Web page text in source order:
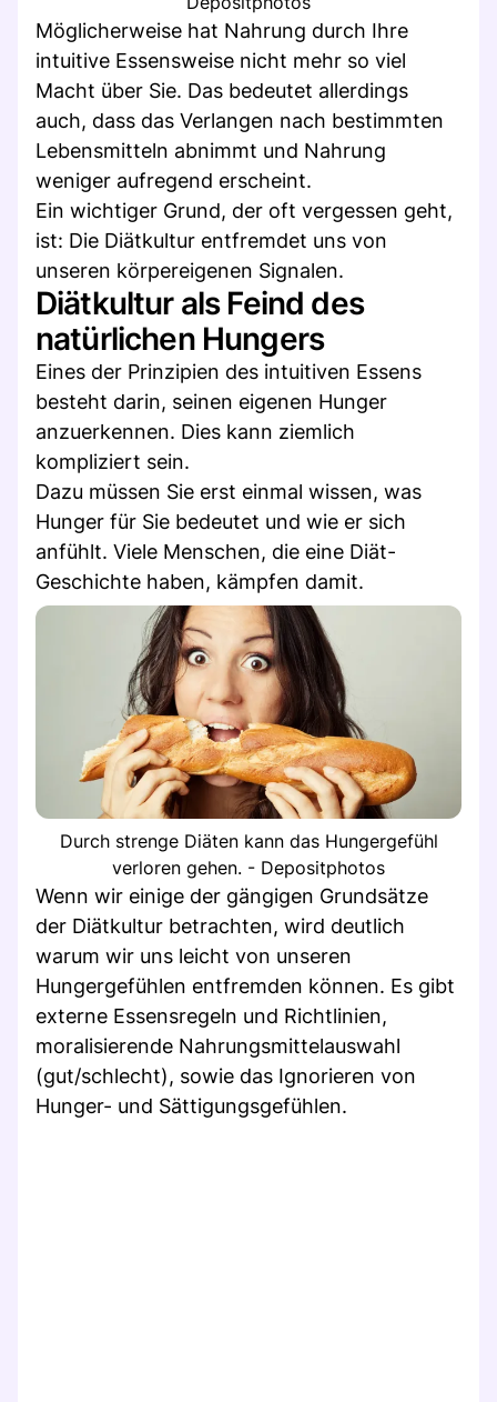
Möglicherweise hat Nahrung durch Ihre
intuitive Essensweise nicht mehr so viel
Macht über Sie. Das bedeutet allerdings
auch, dass das Verlangen nach bestimmten
Lebensmitteln abnimmt und Nahrung
weniger aufregend erscheint.
Ein wichtiger Grund, der oft vergessen geht,
ist: Die Diätkultur entfremdet uns von
unseren körpereigenen Signalen.
Diätkultur als Feind des
natürlichen Hungers
Eines der Prinzipien des intuitiven Essens
besteht darin, seinen eigenen Hunger
anzuerkennen. Dies kann ziemlich
kompliziert sein.
Dazu müssen Sie erst einmal wissen, was
Hunger für Sie bedeutet und wie er sich
anfühlt. Viele Menschen, die eine Diät-
Geschichte haben, kämpfen damit.
Durch strenge Diäten kann das Hungergefühl
verloren gehen. - Depositphotos
Wenn wir einige der gängigen Grundsätze
der Diätkultur betrachten, wird deutlich
warum wir uns leicht von unseren
Hungergefühlen entfremden können. Es gibt
externe Essensregeln und Richtlinien,
moralisierende Nahrungsmittelauswahl
(gut/schlecht), sowie das Ignorieren von
Hunger- und Sättigungsgefühlen.